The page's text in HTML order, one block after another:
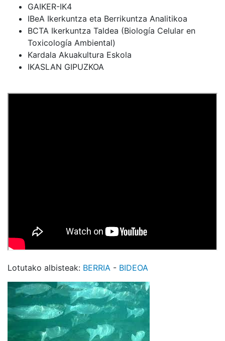
GAIKER-IK4
IBeA Ikerkuntza eta Berrikuntza Analitikoa
BCTA Ikerkuntza Taldea (Biología Celular en
Toxicología Ambiental)
Kardala Akuakultura Eskola
IKASLAN GIPUZKOA
Lotutako albisteak: BERRIA - BIDEOA